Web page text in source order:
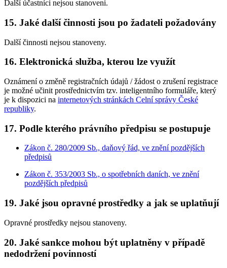
Další účastníci nejsou stanoveni.
15. Jaké další činnosti jsou po žadateli požadovány
Další činnosti nejsou stanoveny.
16. Elektronická služba, kterou lze využít
Oznámení o změně registračních údajů / žádost o zrušení registrace
je možné učinit prostřednictvím tzv. inteligentního formuláře, který
je k dispozici na internetových stránkách Celní správy České
republiky.
17. Podle kterého právního předpisu se postupuje
Zákon č. 280/2009 Sb., daňový řád, ve znění pozdějších
předpisů
Zákon č. 353/2003 Sb., o spotřebních daních, ve znění
pozdějších předpisů
19. Jaké jsou opravné prostředky a jak se uplatňují
Opravné prostředky nejsou stanoveny.
20. Jaké sankce mohou být uplatněny v případě
nedodržení povinností